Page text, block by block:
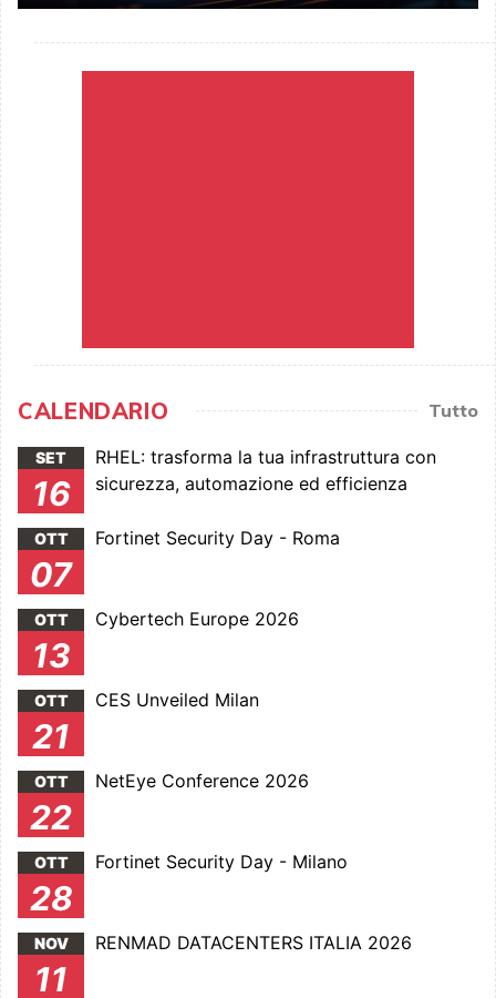
CALENDARIO Tutto
SET
16
RHEL: trasforma la tua infrastruttura con
sicurezza, automazione ed efficienza
OTT
07
Fortinet Security Day - Roma
OTT
13
Cybertech Europe 2026
OTT
21
CES Unveiled Milan
OTT
22
NetEye Conference 2026
OTT
28
Fortinet Security Day - Milano
NOV
11
RENMAD DATACENTERS ITALIA 2026